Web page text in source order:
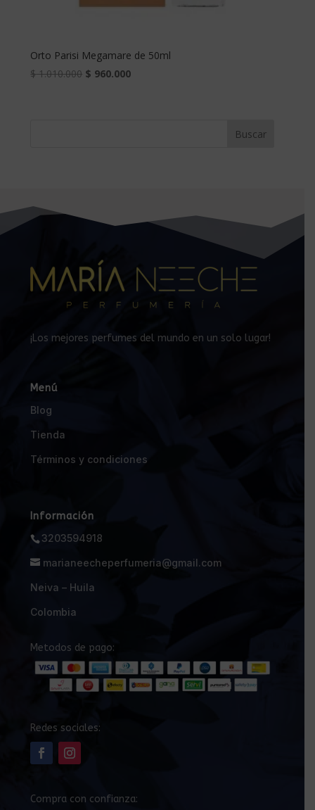
Orto Parisi Megamare de 50ml
$1.010.000 $ 960.000
Buscar
¡Los mejores perfumes del mundo en un solo lugar!
Menú
Blog
Tienda
Términos y condiciones
Información
3203594918
marianeecheperfumeria@gmail.com
Neiva – Huila
Colombia
Metodos de pago:
Redes sociales:
Compra con confianza: